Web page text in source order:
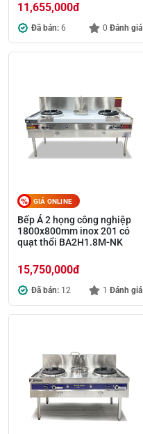
11,655,000đ
Đã bán: 6 0 Đánh giá
GIÁ ONLINE
Bếp Á 2 họng công nghiệp
1800x800mm inox 201 có
quạt thổi BA2H1.8M-NK
15,750,000đ
Đã bán: 12 1 Đánh giá